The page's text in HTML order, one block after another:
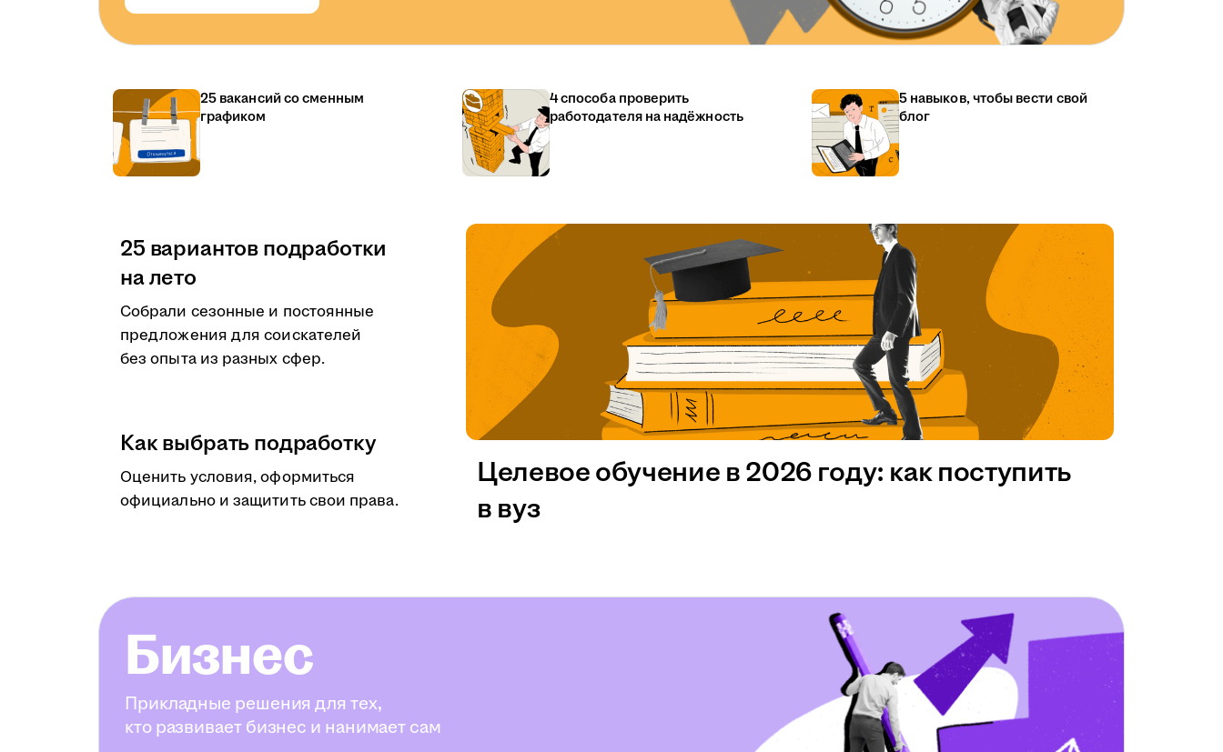
25 вакансий со сменным
графиком
4 способа проверить
работодателя на надёжность
5 навыков, чтобы вести свой
блог
25 вариантов подработки
на лето
Собрали сезонные и постоянные
предложения для соискателей
без опыта из разных сфер.
Как выбрать подработку
Оценить условия, оформиться
официально и защитить свои права.
Целевое обучение в 2026 году: как поступить
в вуз
Бизнес
Прикладные решения для тех,
кто развивает бизнес и нанимает сам